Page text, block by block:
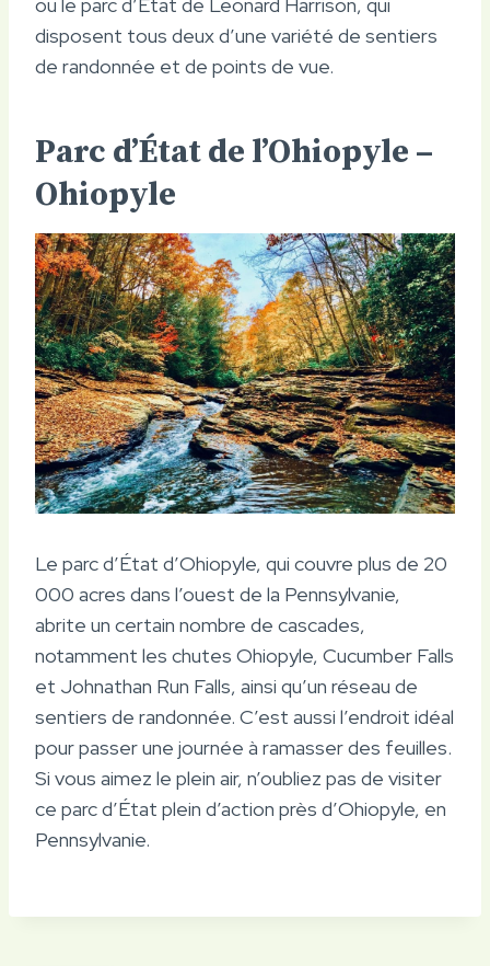
disposent tous deux d’une variété de sentiers
de randonnée et de points de vue.
Parc d’État de l’Ohiopyle –
Ohiopyle
Le parc d’État d’Ohiopyle, qui couvre plus de 20
000 acres dans l’ouest de la Pennsylvanie,
abrite un certain nombre de cascades,
notamment les chutes Ohiopyle, Cucumber Falls
et Johnathan Run Falls, ainsi qu’un réseau de
sentiers de randonnée. C’est aussi l’endroit idéal
pour passer une journée à ramasser des feuilles.
Si vous aimez le plein air, n’oubliez pas de visiter
ce parc d’État plein d’action près d’Ohiopyle, en
Pennsylvanie.